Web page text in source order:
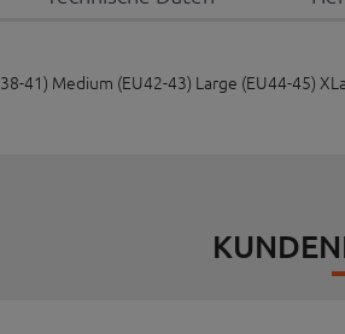
41) Medium (EU42-43) Large (EU44-45)